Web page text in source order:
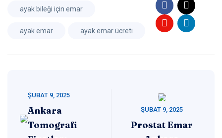
ayak bileği için emar
ayak emar ayak emar ücreti
ŞUBAT 9, 2025
Ankara
Tomografi
ŞUBAT 9, 2025
Prostat Emar